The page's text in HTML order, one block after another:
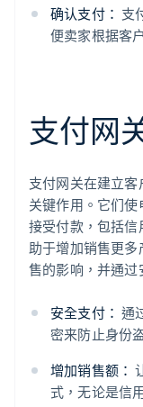
确认支付： 支
便卖家根据客
支付网
支付网关在建立
关键作用。它们
接受付款，包括
助于增加销售更
售的影响，并通过
安全支付： 通
密来防止身份
增加销售额：
式，无论是信